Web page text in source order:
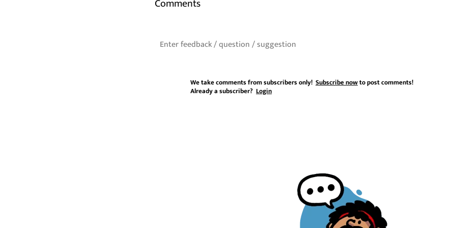
We take comments from subscribers only! Subscribe nowto post comments!
Already a subscriber? Login